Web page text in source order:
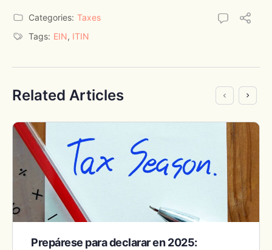
Categories: Taxes
Tags: EIN, ITIN
Related Articles
Prepárese para declarar en 2025: